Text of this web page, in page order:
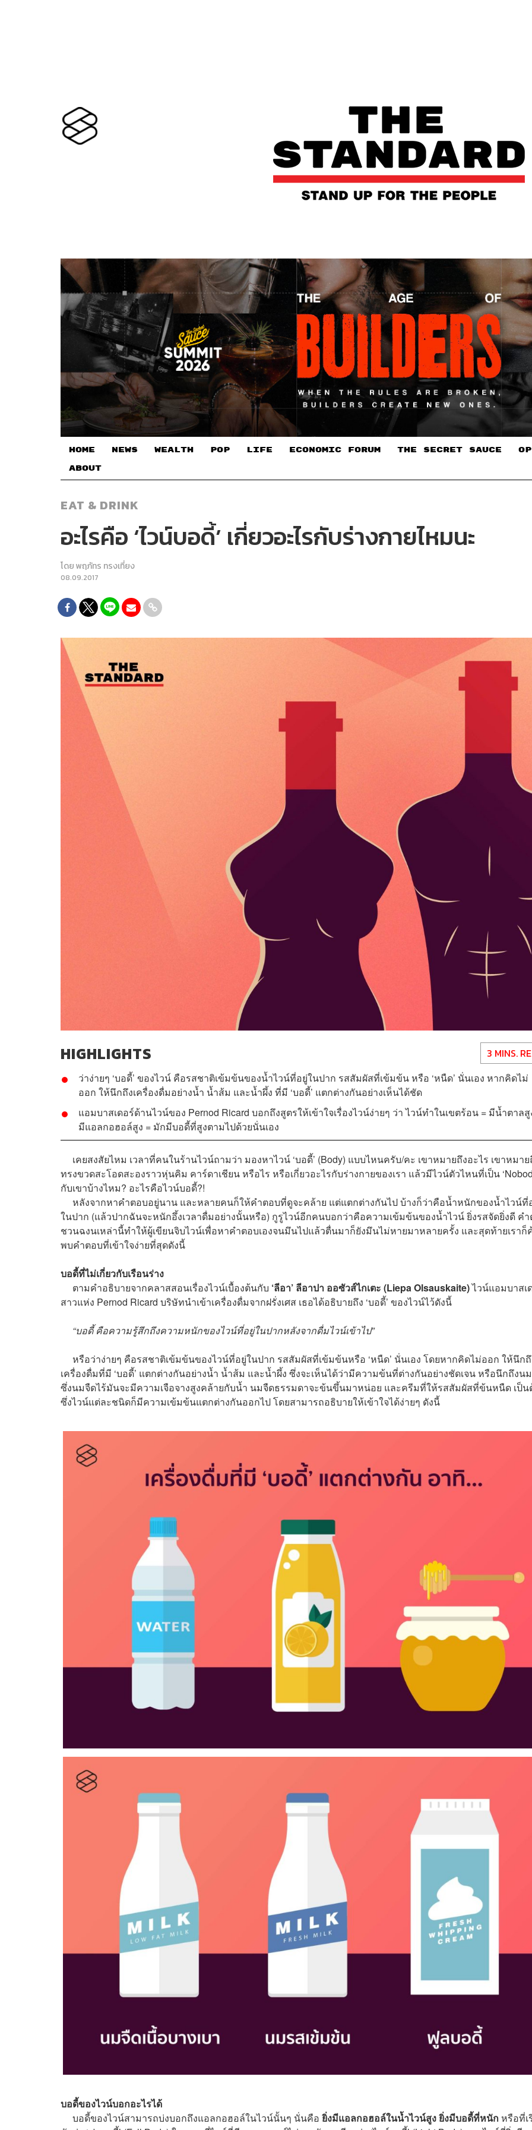
HOME NEWS WEALTH POP LIFE ECONOMIC FORUM THE SECRET SAUCE​
ABOUT
EAT & DRINK
อะไรคือ ‘ไวน์บอดี้’ เกี่ยวอะไรกับร่างกายไหมนะ
โดยพฤภัทร ทรงเที่ยง
08.09.2017
HIGHLIGHTS 3 MINS.
ว่าง่ายๆ ‘บอดี้’ ของไวน์ คือรสชาติเข้มข้นของน้ำไวน์ที่อยู่ในปาก รสสัมผัสที่เข้มข้น หรือ ‘หนืด’ นั่นเอง หากคิดไม่
ออก ให้นึกถึงเครื่องดื่มอย่างน้ำ น้ำส้ม และน้ำผึ้ง ที่มี ‘บอดี้’ แตกต่างกันอย่างเห็นได้ชัด
แอมบาสเดอร์ด้านไวน์ของ Pernod Ricard บอกถึงสูตรให้เข้าใจเรื่องไวน์ง่ายๆ ว่า ไวน์ทำในเขตร้อน = มีน้ำตาลสู
มีแอลกอฮอล์สูง = มักมีบอดี้ที่สูงตามไปด้วยนั่นเอง
เคยสงสัยไหม เวลาที่คนในร้านไวน์ถามว่า มองหาไวน์ ‘บอดี้’ (Body) แบบไหนครับ/คะ เขาหมายถึงอะไร เขาหมาย
ทรงขวดสะโอดสะองราวหุ่นคิม คาร์ดาเชียน หรือไร หรือเกี่ยวอะไรกับร่างกายของเรา แล้วมีไวน์ตัวไหนที่เป็น
กับเขาบ้างไหม? อะไรคือไวน์บอดี้?!
หลังจากหาคำตอบอยู่นาน และหลายคนก็ให้คำตอบที่ดูจะคล้าย แต่แตกต่างกันไป บ้างก็ว่าคือน้ำหนักของน้ำไวน์ที่
ในปาก (แล้วปากฉันจะหนักอึ้งเวลาดื่มอย่างนั้นหรือ) กูรูไวน์อีกคนบอกว่าคือความเข้มข้นของน้ำไวน์ ยิ่งรสจัดยิ่งดี ค
ชวนฉงนเหล่านี้ทำให้ผู้เขียนจิบไวน์เพื่อหาคำตอบเองจนมึนไปแล้วตื่นมาก็ยังมึนไม่หายมาหลายครั้ง และสุดท้ายเราก็
พบคำตอบที่เข้าใจง่ายที่สุดดังนี้
บอดี้ที่ไม่เกี่ยวกับเรือนร่าง
ตามคำอธิบายจากคลาสสอนเรื่องไวน์เบื้องต้นกับ ‘ลีอา’ ลีอาปา ออซัวส์ไกเตะ (Liepa Olsauskaite)ไวน์แอมบาสเ
สาวแห่ง Pernod Ricard บริษัทนำเข้าเครื่องดื่มจากฝรั่งเศส เธอได้อธิบายถึง ‘บอดี้’ ของไวน์ไว้ดังนี้
“บอดี้ คือความรู้สึกถึงความหนักของไวน์ที่อยู่ในปากหลังจากดื่มไวน์เข้าไป”
หรือว่าง่ายๆ คือรสชาติเข้มข้นของไวน์ที่อยู่ในปาก รสสัมผัสที่เข้มข้นหรือ ‘หนืด’ นั่นเอง โดยหากคิดไม่ออก ให้นึก
เครื่องดื่มที่มี ‘บอดี้’ แตกต่างกันอย่างน้ำ น้ำส้ม และน้ำผึ้ง ซึ่งจะเห็นได้ว่ามีความข้นที่ต่างกันอย่างชัดเจน หรือนึกถึงน
ซึ่งนมจืดไร้มันจะมีความเจือจางสูงคล้ายกับน้ำ นมจืดธรรมดาจะข้นขึ้นมาหน่อย และครีมที่ให้รสสัมผัสที่ข้นหนืด เป็
ซึ่งไวน์แต่ละชนิดก็มีความเข้มข้นแตกต่างกันออกไป โดยสามารถอธิบายให้เข้าใจได้ง่ายๆ ดังนี้
บอดี้ของไวน์บอกอะไรได้
บอดี้ของไวน์สามารถบ่งบอกถึงแอลกอฮอล์ในไวน์นั้นๆ นั่นคือ ยิ่งมีแอลกอฮอล์ในน้ำไวน์สูง ยิ่งมีบอดี้ที่หนัก หรือที่เ